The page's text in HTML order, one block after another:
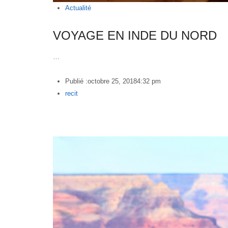
Actualité
VOYAGE EN INDE DU NORD
…
Publié :octobre 25, 20184:32 pm
Author
recit